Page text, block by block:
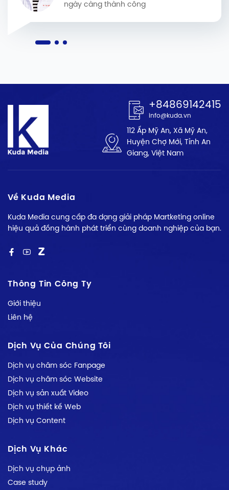
ngày càng thành công
+84869142415
info@kuda.vn
112 Ấp Mỹ An, Xã Mỹ An,
Huyện Chợ Mới, Tỉnh An
Giang, Việt Nam
Về Kuda Media
Kuda Media cung cấp đa dạng giải pháp Martketing online
hiệu quả đồng hành phát triển cùng doanh nghiệp của bạn.
Thông Tin Công Ty
Giới thiệu
Liên hệ
Dịch Vụ Của Chúng Tôi
Dịch vụ chăm sóc Fanpage
Dịch vụ chăm sóc Website
Dịch vụ sản xuất Video
Dịch vụ thiết kế Web
Dịch vụ Content
Dịch Vụ Khác
Dịch vụ chụp ảnh
Case study